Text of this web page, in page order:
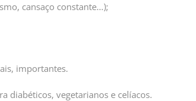
cansaço constante…);
importantes.
diabéticos, vegetarianos e celíacos.